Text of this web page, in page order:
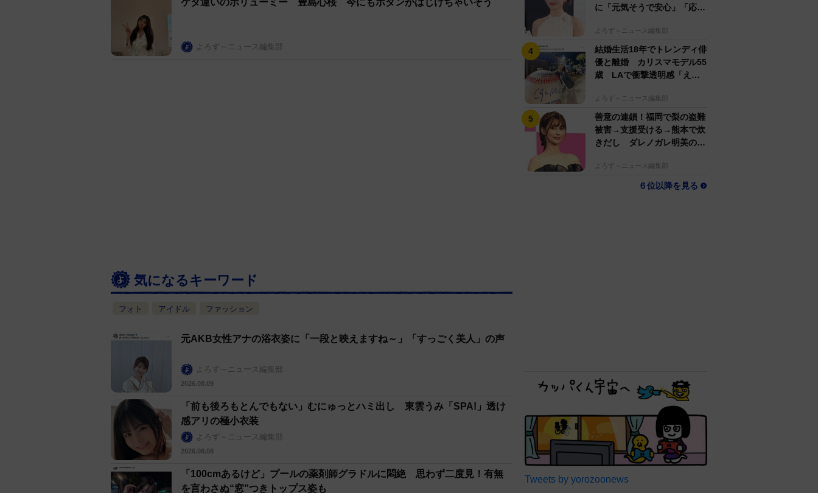
よろず～ニュース編集部
気になるキーワード
フォト アイドル ファッション
元AKB女性アナの浴衣姿に「一段と映えますね～」「すっごく美人」の声
よろず～ニュース編集部
2026.08.09
「前も後ろもとんでもない」むにゅっとハミ出し 東雲うみ「SPA!」透け
感アリの極小衣装
よろず～ニュース編集部
2026.08.08
「100cmあるけど」プールの薬剤師グラドルに悶絶 思わず二度見！有無
を言わさぬ“窓”つきトップス姿も
に「元気そうで安心」「応援
よろず～ニュース編集部
結婚生活18年でトレンディ俳
優と離婚 カリスマモデル55
歳 LAで衝撃透明感「えっ
よろず～ニュース編集部
善意の連鎖！福岡で梨の盗難
被害→支援受ける→熊本で炊
きだし ダレノガレ明美の
よろず～ニュース編集部
６位以降を見る
Tweets by yorozoonews